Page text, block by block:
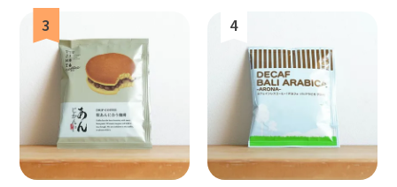
業務用 水出
煎りたて 新鮮コーヒー豆
自家焙煎